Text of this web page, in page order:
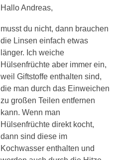
Hallo Andreas,
musst du nicht, dann brauchen
die Linsen einfach etwas
länger. Ich weiche
Hülsenfrüchte aber immer ein,
weil Giftstoffe enthalten sind,
die man durch das Einweichen
zu großen Teilen entfernen
kann. Wenn man
Hülsenfrüchte direkt kocht,
dann sind diese im
Kochwasser enthalten und